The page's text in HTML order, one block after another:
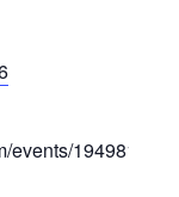
events/